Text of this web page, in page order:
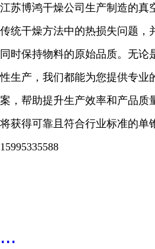
江苏博鸿干燥公司生产制造的真
传统干燥方法中的热损失问题，
同时保持物料的原始品质。无论
性生产，我们都能为您提供专业
案，帮助提升生产效率和产品质
将获得可靠且符合行业标准的单
15995335588
...